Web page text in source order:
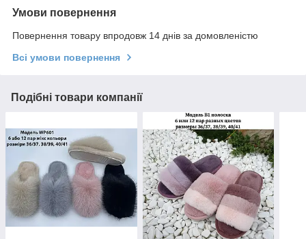
Умови повернення
Повернення товару впродовж 14 днів за домовленістю
Всі умови повернення
Подібні товари компанії